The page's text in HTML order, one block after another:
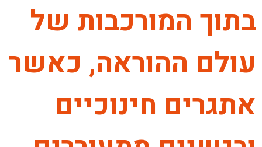
בתוך המורכבות של
עולם ההוראה, כאשר
אתגרים חינוכיים